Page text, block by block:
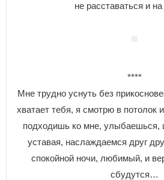
не расставаться и
****
Мне трудно уснуть без
хватает тебя, я смотрю в потолок
подходишь ко мне, улыбаешься,
уставая, наслаждаемся друг
спокойной ночи, любимый, и
сбудутся…